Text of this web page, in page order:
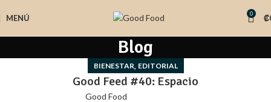
MENÚ 0 ₡
Blog
BIENESTAR, EDITORIAL
Good Feed #40: Espacio
Good Food